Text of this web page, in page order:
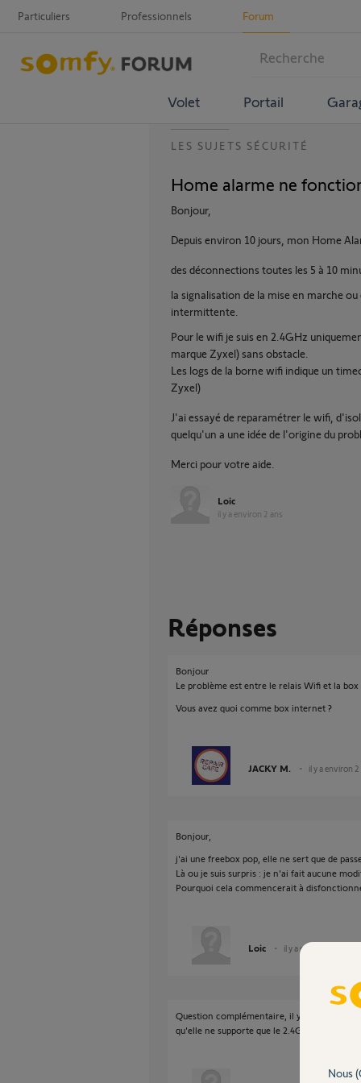
Particuliers Professionnels Forum
Volet Portail
LES SUJETS SÉCURITÉ
Home alarme ne
Bonjour,
Depuis environ 10 jours, mon Home
des déconnections toutes les 5 à 10
la signalisation de la mise en marche
intermittente.
Pour le wifi je suis en 2.4GHz
marque Zyxel) sans obstacle.
Les logs de la borne wifi indique un
Zyxel)
J'ai essayé de reparamétrer le wifi,
quelqu'un a une idée de l'origine du
Merci pour votre aide.
Loic
il y a environ 2 ans
Réponses
Bonjour
Le problème est entre le relais Wifi et la box
Vous avez quoi comme box internet ?
JACKY M. il y a environ 2
Bonjour,
j'ai une freebox pop, elle ne sert que de
Là ou je suis surpris : je n'ai fait aucune
Pourquoi cela commencerait à
Loic il y a environ 2 ans
Question complémentaire, il y t'il un canal
qu'elle ne supporte que le 2.4GHz mais
Nous